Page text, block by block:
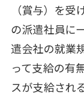
（賞与）を
の派遣社員に
遣会社の就業
って支給の有
スが支給され